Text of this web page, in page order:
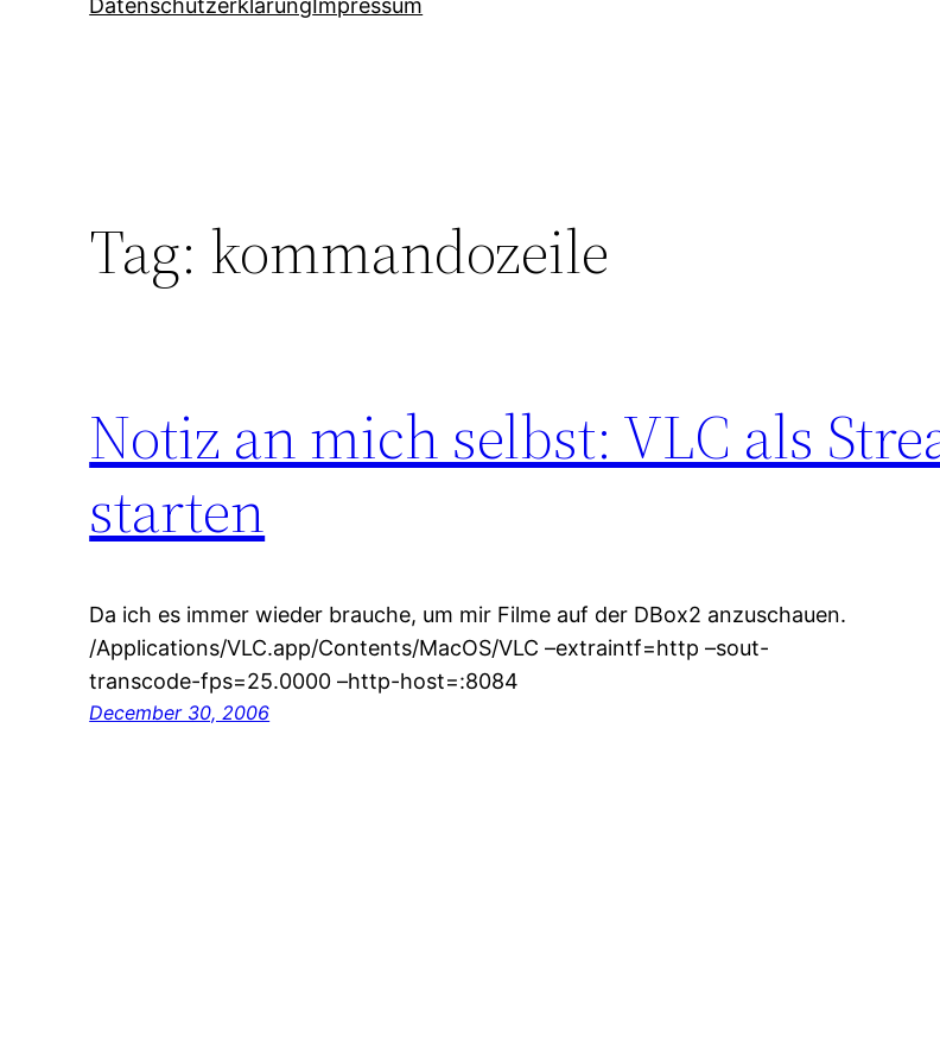
DatenschutzerklärungImpressum
Tag: kommandozeile
Notiz an mich selbst: VLC als
starten
Da ich es immer wieder brauche, um mir Filme auf der DBox2 anzuschauen.
/Applications/VLC.app/Contents/MacOS/VLC –extraintf=http –sout-
transcode-fps=25.0000 –http-host=:8084
December 30, 2006